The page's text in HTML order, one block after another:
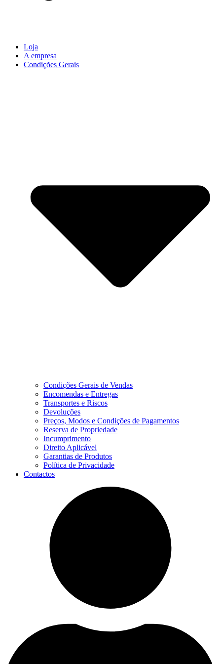
Loja
A empresa
Condições Gerais
Condições Gerais de Vendas
Encomendas e Entregas
Transportes e Riscos
Devoluções
Preços, Modos e Condições de Pagamentos
Reserva de Propriedade
Incumprimento
Direito Aplicável
Garantias de Produtos
Política de Privacidade
Contactos